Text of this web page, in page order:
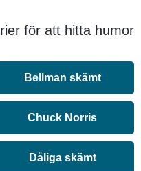
för att hitta humor
Bellman skämt
Chuck Norris
Dåliga skämt